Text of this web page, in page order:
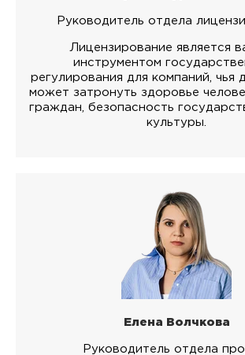
Руководитель отдела
Лицензирование является
инструментом
регулирования для компаний, чья
может затронуть здоровье
граждан, безопасность
культуры.
Елена Волчкова
Руководитель отдела